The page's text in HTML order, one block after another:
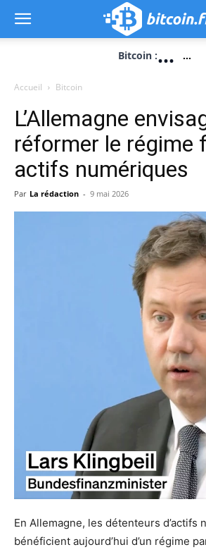
Bitcoin :... ...
Accueil Bitcoin
L’Allemagne
réformer le régime
actifs numériques
Par La rédaction - 9 mai 2026
En Allemagne, les détenteurs d’actifs
bénéficient aujourd’hui d’un régime